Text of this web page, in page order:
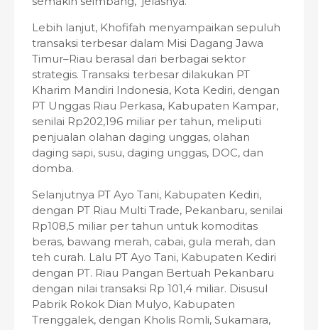
Lebih lanjut, Khofifah menyampaikan sepuluh
transaksi terbesar dalam Misi Dagang Jawa
Timur–Riau berasal dari berbagai sektor
strategis. Transaksi terbesar dilakukan PT
Kharim Mandiri Indonesia, Kota Kediri, dengan
PT Unggas Riau Perkasa, Kabupaten Kampar,
senilai Rp202,196 miliar per tahun, meliputi
penjualan olahan daging unggas, olahan
daging sapi, susu, daging unggas, DOC, dan
domba.
Selanjutnya PT Ayo Tani, Kabupaten Kediri,
dengan PT Riau Multi Trade, Pekanbaru, senilai
Rp108,5 miliar per tahun untuk komoditas
beras, bawang merah, cabai, gula merah, dan
teh curah. Lalu PT Ayo Tani, Kabupaten Kediri
dengan PT. Riau Pangan Bertuah Pekanbaru
dengan nilai transaksi Rp 101,4 miliar. Disusul
Pabrik Rokok Dian Mulyo, Kabupaten
Trenggalek, dengan Kholis Romli, Sukamara,